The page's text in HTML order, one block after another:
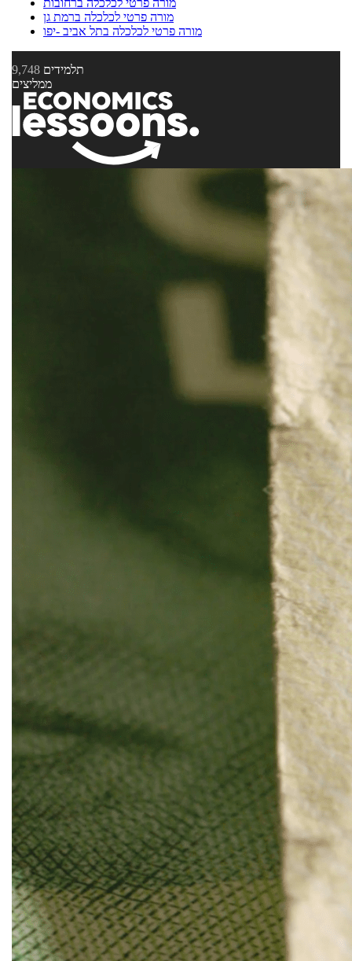
מורה פרטי לכלכלה ברמת גן
מורה פרטי לכלכלה בתל אביב -יפו
9,748 תלמידים
ממליצים